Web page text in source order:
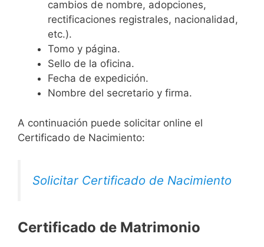
cambios de nombre, adopciones,
rectificaciones registrales, nacionalidad,
etc.).
Tomo y página.
Sello de la oficina.
Fecha de expedición.
Nombre del secretario y firma.
A continuación puede solicitar online el
Certificado de Nacimiento:
Solicitar Certificado de Nacimiento
Certificado de Matrimonio